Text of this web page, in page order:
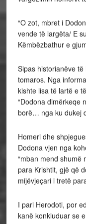
“O zot, mbret i
vende të largëta/ E
Këmbëzbathur e
Sipas historianëve
tomaros. Nga
kishte lisa të lartë e
“Dodona dimërkeqe
borë… nga ku dukej
Homeri dhe
Dodona vjen nga
“mban mend shumë
para Krishtit, gjë që
mijëvjeçari i tretë
I pari Herodoti, por
kanë konkluduar se